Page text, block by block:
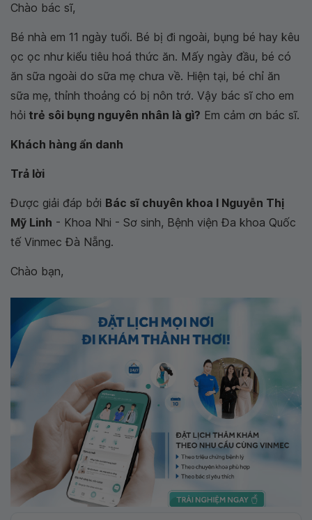
Chào bác sĩ,
Bé nhà em 11 ngày tuổi. Bé bị đi ngoài, bụng bé hay kêu
ọc ọc như kiểu tiêu hoá thức ăn. Mấy ngày đầu, bé có
ăn sữa ngoài do sữa mẹ chưa về. Hiện tại, bé chỉ ăn
sữa mẹ, thỉnh thoảng có bị nôn trớ. Vậy bác sĩ cho em
hỏi trẻ sôi bụng nguyên nhân là gì? Em cảm ơn bác sĩ.
Khách hàng ẩn danh
Trả lời
Được giải đáp bởi Bác sĩ chuyên khoa I Nguyễn Thị
Mỹ Linh - Khoa Nhi - Sơ sinh, Bệnh viện Đa khoa Quốc
tế Vinmec Đà Nẵng.
Chào bạn,